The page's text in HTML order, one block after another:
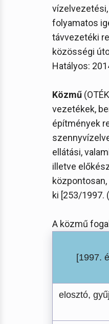
folyamatos
távvezetéki
közösségi
Hatályos:
Közmű
vezetékek,
építmények
ellátási,
illetve
ki [253/1997.
A közmű
[1997.
elosztó,